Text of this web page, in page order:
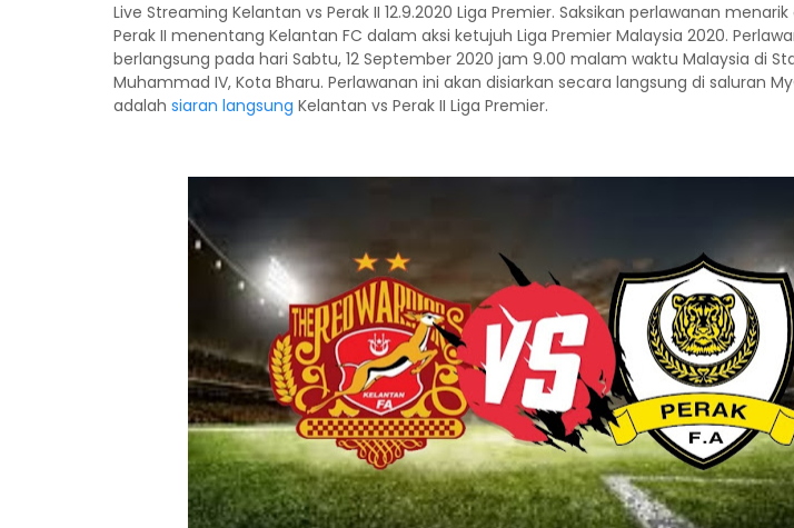
Live Streaming Kelantan vs Perak II 12.9.2020 Liga Premier. Saksikan perlawanan
Perak II menentang Kelantan FC dalam aksi ketujuh Liga Premier Malaysia 2020.
berlangsung pada hari Sabtu, 12 September 2020 jam 9.00 malam waktu Malaysia di
Muhammad IV, Kota Bharu. Perlawanan ini akan disiarkan secara langsung di saluran
adalah siaran langsung Kelantan vs Perak II Liga Premier.